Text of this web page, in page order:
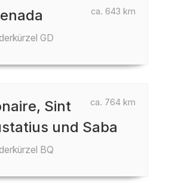
ca. 643 km
GD
ca. 764 km
Sint
und Saba
BQ